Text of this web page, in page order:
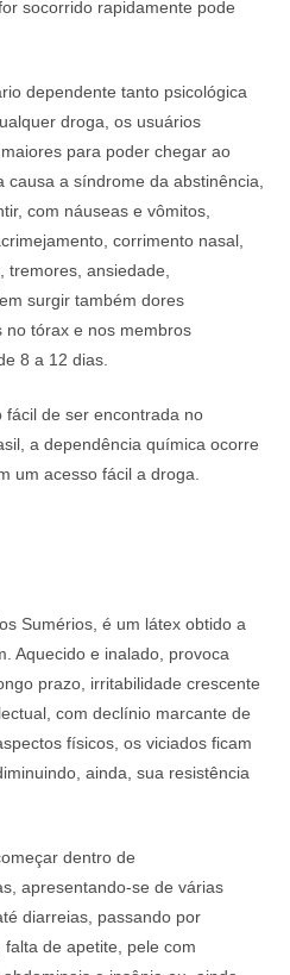
socorrido rapidamente pode
dependente tanto psicológica
droga, os usuários
para poder chegar ao
causa a síndrome da abstinência,
com náuseas e vômitos,
corrimento nasal,
tremores, ansiedade,
surgir também dores
no tórax e nos membros
8 a 12 dias.
fácil de ser encontrada no
a dependência química ocorre
um acesso fácil a droga.
Sumérios, é um látex obtido a
Aquecido e inalado, provoca
prazo, irritabilidade crescente
com declínio marcante de
físicos, os viciados ficam
ainda, sua resistência
dentro de
apresentando-se de várias
diarreias, passando por
de apetite, pele com